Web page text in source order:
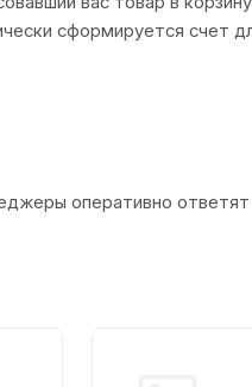
сформируется счет
оперативно